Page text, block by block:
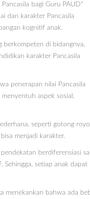
bagi Guru PAUD"
dan karakter Pancasila
kognitif anak.
berkompeten di bidangnya,
karakter Pancasila
penerapan nilai Pancasila
aspek sosial,
seperti gotong
menjadi karakter.
berdiferensiasi
setiap anak
menekankan bahwa ada